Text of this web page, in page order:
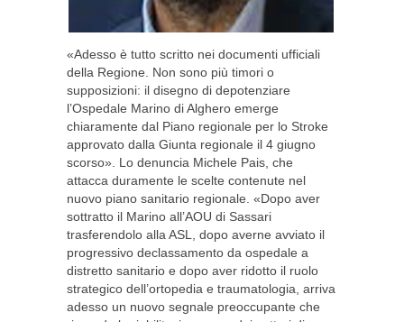
«Adesso è tutto scritto nei documenti ufficiali
della Regione. Non sono più timori o
supposizioni: il disegno di depotenziare
l’Ospedale Marino di Alghero emerge
chiaramente dal Piano regionale per lo Stroke
approvato dalla Giunta regionale il 4 giugno
scorso». Lo denuncia Michele Pais, che
attacca duramente le scelte contenute nel
nuovo piano sanitario regionale. «Dopo aver
sottratto il Marino all’AOU di Sassari
trasferendolo alla ASL, dopo averne avviato il
progressivo declassamento da ospedale a
distretto sanitario e dopo aver ridotto il ruolo
strategico dell’ortopedia e traumatologia, arriva
adesso un nuovo segnale preoccupante che